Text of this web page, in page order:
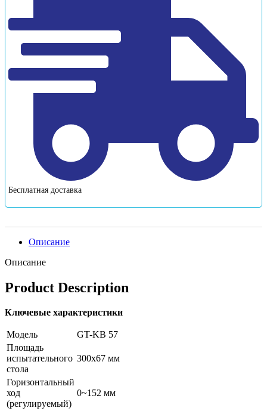
Бесплатная доставка
Описание
Описание
Product Description
Ключевые характеристики
Модель
GT-KB 57
Площадь
испытательного
стола
300х67 мм
Горизонтальный
ход
(регулируемый)
0~152 мм